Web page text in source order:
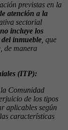
previstas en la
atención a la
sectorial
no incluye los
inmueble , que
de manera
(ITP):
Comunidad
de los tipos
aplicables según
características